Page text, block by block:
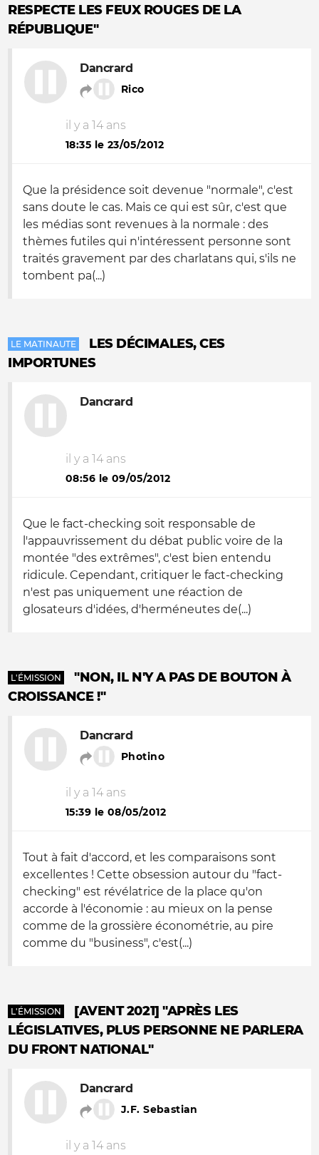
RESPECTE LES FEUX ROUGES DE LA
RÉPUBLIQUE"
Dancrard
Rico
il y a 14 ans
18:35 le 23/05/2012
Que la présidence soit devenue "normale", c'est
sans doute le cas. Mais ce qui est sûr, c'est que
les médias sont revenues à la normale : des
thèmes futiles qui n'intéressent personne sont
traités gravement par des charlatans qui, s'ils ne
tombent pa(...)
LE MATINAUTE
LES DÉCIMALES, CES
IMPORTUNES
Dancrard
il y a 14 ans
08:56 le 09/05/2012
Que le fact-checking soit responsable de
l'appauvrissement du débat public voire de la
montée "des extrêmes", c'est bien entendu
ridicule. Cependant, critiquer le fact-checking
n'est pas uniquement une réaction de
glosateurs d'idées, d'herméneutes de(...)
L'ÉMISSION
"NON, IL N'Y A PAS DE BOUTON À
CROISSANCE !"
Dancrard
Photino
il y a 14 ans
15:39 le 08/05/2012
Tout à fait d'accord, et les comparaisons sont
excellentes ! Cette obsession autour du "fact-
checking" est révélatrice de la place qu'on
accorde à l'économie : au mieux on la pense
comme de la grossière économétrie, au pire
comme du "business", c'est(...)
L'ÉMISSION
[AVENT 2021] "APRÈS LES
LÉGISLATIVES, PLUS PERSONNE NE PARLERA
DU FRONT NATIONAL"
Dancrard
J.F. Sebastian
il y a 14 ans